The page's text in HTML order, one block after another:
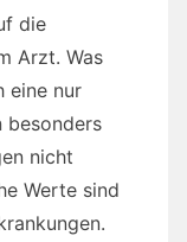
die
Arzt. Was
eine nur
besonders
nicht
Werte sind